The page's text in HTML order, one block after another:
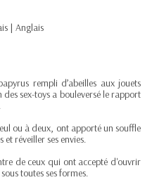
| Anglais
rempli d’abeilles aux jouets
sex-toys a bouleversé le rapport
ou à deux, ont apporté un souffle
réveiller ses envies.
de ceux qui ont accepté d'ouvrir
toutes ses formes.